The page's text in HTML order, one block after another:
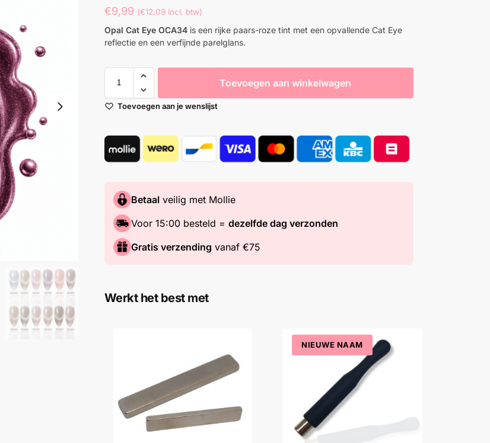
€9,99 (€12,09incl. btw)
Opal Cat Eye OCA34is een rijke paars-roze tint met een opvallende Cat Eye
reflectie en een verfijnde parelglans.
Toevoegen aan winkelwagen
Toevoegen aan je wenslijst
Betaalveilig met Mollie
Voor 15:00 besteld = dezelfde dag verzonden
Gratis verzending vanaf €75
Werkt het best met
NIEUWE NAAM